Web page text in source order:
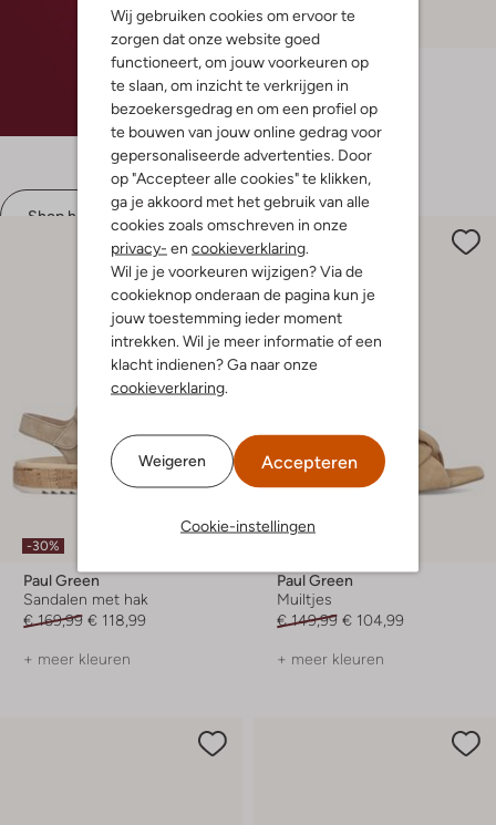
Wij gebruiken cookies om ervoor te
zorgen dat onze website goed
functioneert, om jouw voorkeuren op
te slaan, om inzicht te verkrijgen in
bezoekersgedrag en om een profiel op
te bouwen van jouw online gedrag voor
gepersonaliseerde advertenties. Door
op "Accepteer alle cookies" te klikken,
ga je akkoord met het gebruik van alle
cookies zoals omschreven in onze
privacy- en cookieverklaring
Wil je je voorkeuren wijzigen? Via de
cookieknop onderaan de pagina kun je
jouw toestemming ieder moment
intrekken. Wil je meer informatie of een
klacht indienen? Ga naar onze
cookieverklaring
Weigeren Accepteren
Cookie-instellingen
Shop hier
Paul Green
Pumps
€ 159,99 € 111,99
+ meer kleuren
-30%
Paul Green
Sandalen met hak
€ 169,99 € 118,99
+ meer kleuren
Laatste items
Paul Green
Muiltjes
€ 149,99 € 104,99
+ meer kleuren